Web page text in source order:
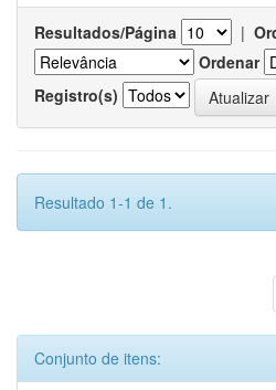
Resultados/Página |
Ordenar
Registro(s)
Resultado 1-1 de 1.
Conjunto de itens: